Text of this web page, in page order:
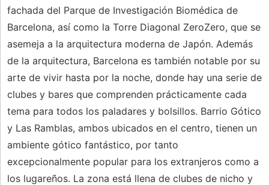
fachada del Parque de Investigación Biomédica de
Barcelona, ​​así como la Torre Diagonal ZeroZero, que se
asemeja a la arquitectura moderna de Japón. Además
de la arquitectura, Barcelona es también notable por su
arte de vivir hasta por la noche, donde hay una serie de
clubes y bares que comprenden prácticamente cada
tema para todos los paladares y bolsillos. Barrio Gótico
y Las Ramblas, ambos ubicados en el centro, tienen un
ambiente gótico fantástico, por tanto
excepcionalmente popular para los extranjeros como a
los lugareños. La zona está llena de clubes de nicho y